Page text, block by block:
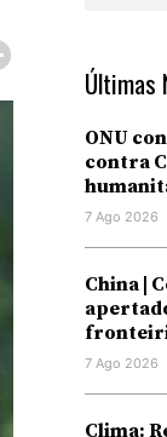
Últimas
ONU
contra
7 Ago 2026
China |
7 Ago 2026
Clima: